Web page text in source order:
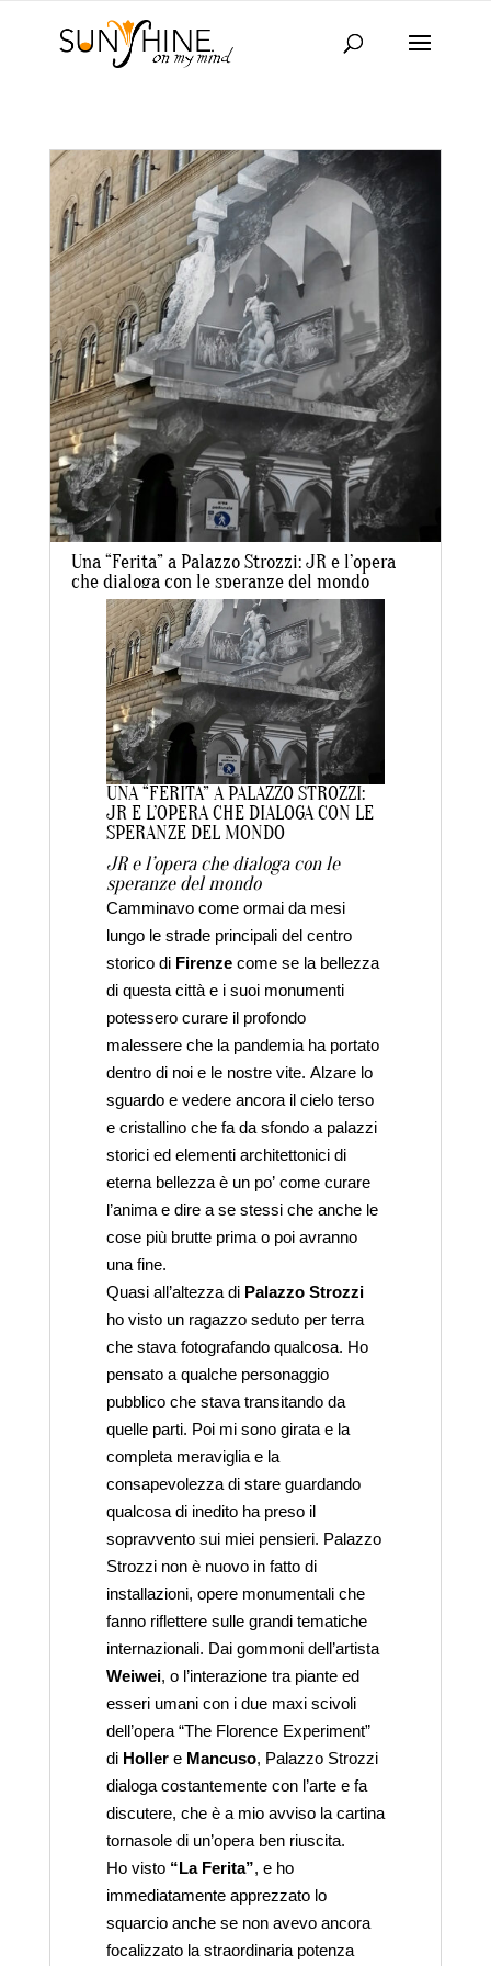
Una “Ferita” a Palazzo Strozzi: JR e l’opera
che dialoga con le speranze del mondo
laraadmin|Mar 27, 2021 IN EVIDENZA LIFESTYLE
UNA “FERITA” A PALAZZO STROZZI:
JR E L’OPERA CHE DIALOGA CON LE
SPERANZE DEL MONDO
JR e l’opera che dialoga con le
speranze del mondo
Camminavo come ormai da mesi
lungo le strade principali del centro
storico di Firenzecome se la bellezza
di questa città e i suoi monumenti
potessero curare il profondo
malessere che la pandemia ha portato
dentro di noi e le nostre vite. Alzare lo
sguardo e vedere ancora il cielo terso
e cristallino che fa da sfondo a palazzi
storici ed elementi architettonici di
eterna bellezza è un po’ come curare
l’anima e dire a se stessi che anche le
cose più brutte prima o poi avranno
una fine.
Quasi all’altezza di Palazzo Strozzi
ho visto un ragazzo seduto per terra
che stava fotografando qualcosa. Ho
pensato a qualche personaggio
pubblico che stava transitando da
quelle parti. Poi mi sono girata e la
completa meraviglia e la
consapevolezza di stare guardando
qualcosa di inedito ha preso il
sopravvento sui miei pensieri. Palazzo
Strozzi non è nuovo in fatto di
installazioni, opere monumentali che
fanno riflettere sulle grandi tematiche
internazionali. Dai gommoni dell’artista
Weiwei, o l’interazione tra piante ed
esseri umani con i due maxi scivoli
dell’opera “The Florence Experiment”
di Holler eMancuso, Palazzo Strozzi
dialoga costantemente con l’arte e fa
discutere, che è a mio avviso la cartina
tornasole di un’opera ben riuscita.
Ho visto “La Ferita”, e ho
immediatamente apprezzato lo
squarcio anche se non avevo ancora
focalizzato la straordinaria potenza